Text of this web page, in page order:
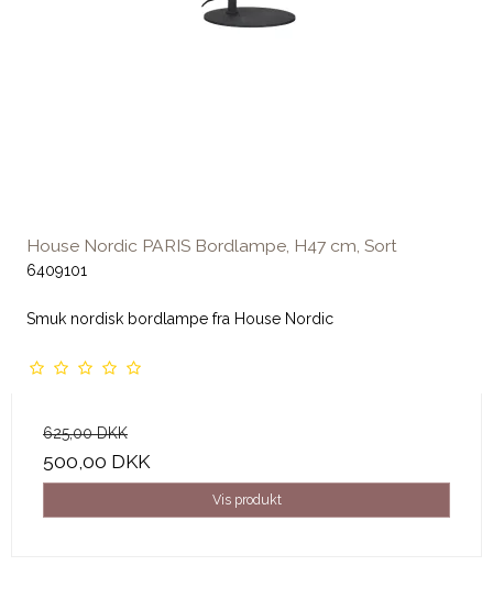
House Nordic PARIS Bordlampe, H47 cm, Sort
6409101
Smuk nordisk bordlampe fra House Nordic
625,00 DKK
500,00 DKK
Vis produkt